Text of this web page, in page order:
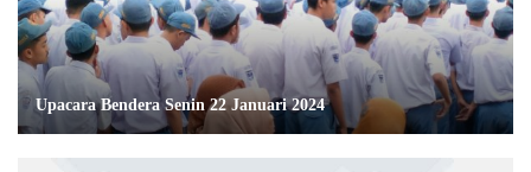
Upacara Bendera Senin 22 Januari 2024